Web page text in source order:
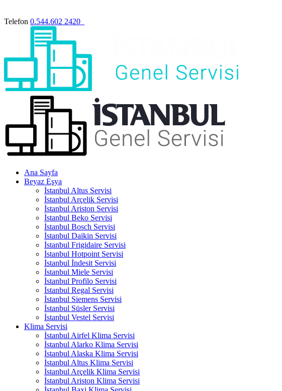
Telefon 0.544.602 2420
Ana Sayfa
Beyaz Eşya
İstanbul Altus Servisi
İstanbul Arçelik Servisi
İstanbul Ariston Servisi
İstanbul Beko Servisi
İstanbul Bosch Servisi
İstanbul Daikin Servisi
İstanbul Frigidaire Servisi
İstanbul Hotpoint Servisi
İstanbul İndesit Servisi
İstanbul Miele Servisi
İstanbul Profilo Servisi
İstanbul Regal Servisi
İstanbul Siemens Servisi
İstanbul Süsler Servisi
İstanbul Vestel Servisi
Klima Servisi
İstanbul Airfel Klima Servisi
İstanbul Alarko Klima Servisi
İstanbul Alaska Klima Servisi
İstanbul Altus Klima Servisi
İstanbul Arçelik Klima Servisi
İstanbul Ariston Klima Servisi